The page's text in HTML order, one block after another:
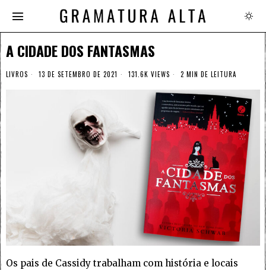
A CIDADE DOS FANTASMAS
LIVROS 13 DE SETEMBRO DE 2021 131.6K VIEWS 2 MIN DE LEITURA
Os pais de Cassidy trabalham com história e locais